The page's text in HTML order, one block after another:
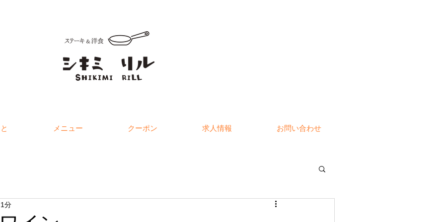
メニュー クーポン 求人情報 お問い合わせ
分